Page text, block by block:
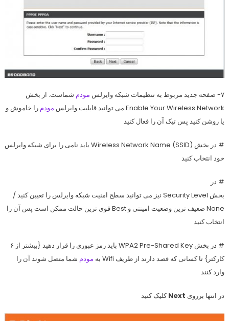
۷- صفحه جدید مربوط به تنظیمات شبکه وایرلس مودمشماست. از بخش
Enable Your Wireless Networkمی توانید قابلیت وایرلس مودمرا خاموش و
یا روشن کنید پس تیک آن را فعال کنید
#
در بخش Wireless Network Name (SSID) باید نامی را برای شبکه وایرلس
خود انتخاب کنید
# در
بخش Security Level نیز می توانید سطح امنیت شبکه وایرلس را تعیین کنید /
None ضعیف ترین وضعیت امینتی و Best قوی ترین حالت ممکن است پس آن را
انتخاب کنید
# در بخشWPA2 Pre-Shared Key
باید رمز عبوری را قرار دهید {بیشتر از ۶
کارکتر} تا کسانی که قصد دارند از طریف Wifi به
مودمشما متصل شوند آن را
وارد کنند
در انتها برروی Next کلیک کنید